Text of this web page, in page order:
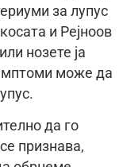
за лупус
и Рејноов
нозете ја
може да
да го
признава,